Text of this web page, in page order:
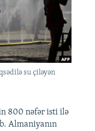
su çiləyən
800 nəfər isti ilə
Almaniyanın